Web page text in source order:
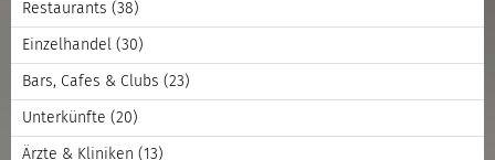
Restaurants (38)
Einzelhandel (30)
Bars, Cafes & Clubs (23)
Unterkünfte (20)
Ärzte & Kliniken (13)